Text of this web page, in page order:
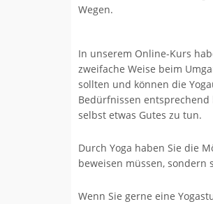
Wegen.
In unserem Online-Kurs
zweifache Weise beim
sollten und können die
Bedürfnissen
selbst etwas Gutes zu tun.
Durch Yoga haben Sie die
beweisen müssen, sondern
Wenn Sie gerne eine